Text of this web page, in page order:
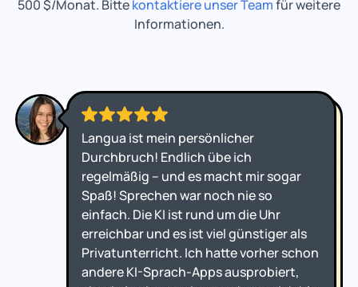
500 $/Monat. Bittekontaktiere unser Teamfür weitere
Informationen.